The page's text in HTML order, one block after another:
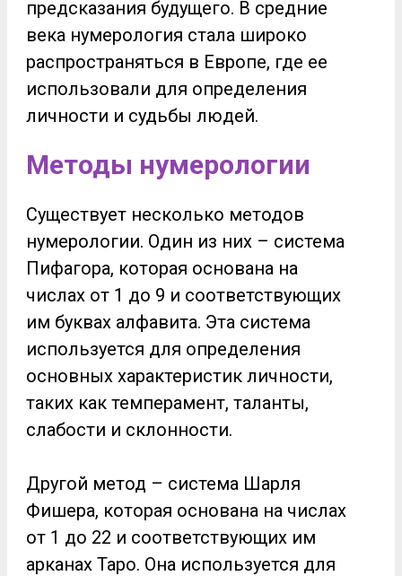
предсказания будущего. В средние
века нумерология стала широко
распространяться в Европе, где ее
использовали для определения
личности и судьбы людей.
Методы нумерологии
Существует несколько методов
нумерологии. Один из них – система
Пифагора, которая основана на
числах от 1 до 9 и соответствующих
им буквах алфавита. Эта система
используется для определения
основных характеристик личности,
таких как темперамент, таланты,
слабости и склонности.
Другой метод – система Шарля
Фишера, которая основана на числах
от 1 до 22 и соответствующих им
арканах Таро. Она используется для